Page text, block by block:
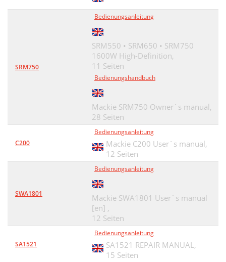
SRM750
Bedienungsanleitung
SRM550 • SRM650 • SRM750
1600W High-Definition,
11 Seiten
Bedienungshandbuch
Mackie SRM750 Owner`s manual,
28 Seiten
C200
Bedienungsanleitung
Mackie C200 User`s manual,
12 Seiten
SWA1801
Bedienungsanleitung
Mackie SWA1801 User`s manual
[en] ,
12 Seiten
SA1521
Bedienungsanleitung
SA1521 REPAIR MANUAL,
15 Seiten